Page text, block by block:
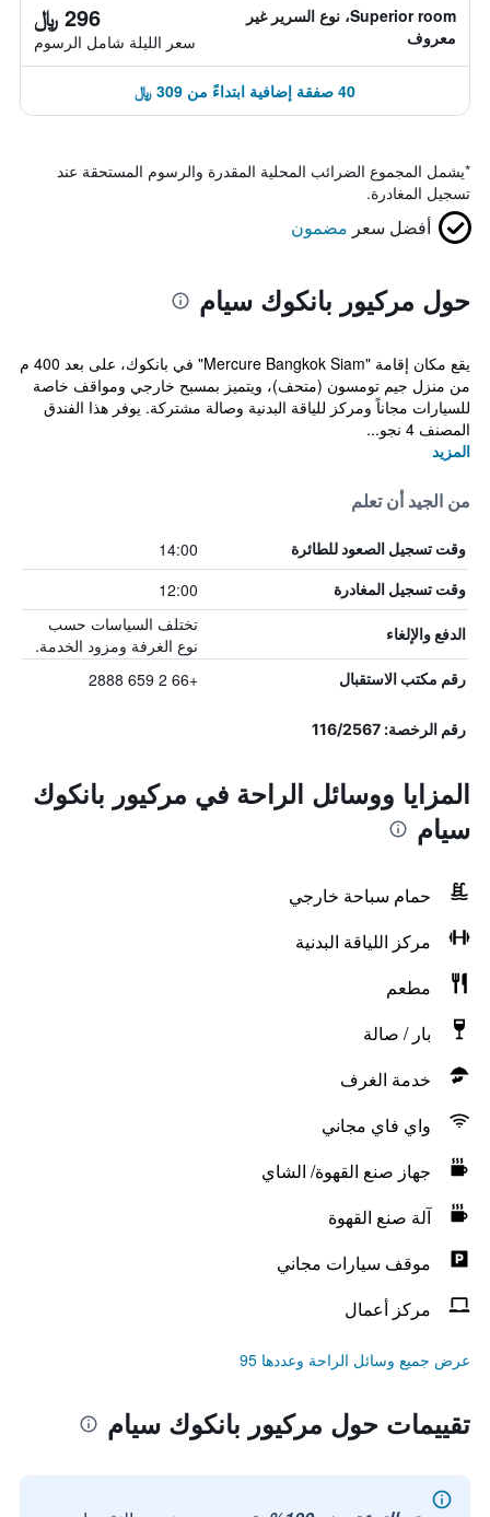
Superior room، نوع السرير غير
معروف
296 ﷼
سعر الليلة شامل الرسوم
40 صفقة إضافية ابتداءً من 309 ﷼
*يشمل المجموع الضرائب المحلية المقدرة والرسوم المستحقة عند
تسجيل المغادرة.
أفضل سعر مضمون
حول مركيور بانكوك سيام
يقع مكان إقامة "Mercure Bangkok Siam" في بانكوك، على بعد 400 م
من منزل جيم تومسون (متحف)، ويتميز بمسبح خارجي ومواقف خاصة
للسيارات مجاناً ومركز للياقة البدنية وصالة مشتركة. يوفر هذا الفندق
المصنف 4 نجو...
المزيد
من الجيد أن تعلم
وقت تسجيل الصعود للطائرة 14:00
وقت تسجيل المغادرة 12:00
الدفع والإلغاء
تختلف السياسات حسب
نوع الغرفة ومزود الخدمة.
رقم مكتب الاستقبال +66 2 659 2888
رقم الرخصة: 116/2567
المزايا ووسائل الراحة في مركيور بانكوك
سيام
حمام سباحة خارجي
مركز اللياقة البدنية
مطعم
بار / صالة
خدمة الغرف
واي فاي مجاني
جهاز صنع القهوة/ الشاي
آلة صنع القهوة
موقف سيارات مجاني
مركز أعمال
عرض جميع وسائل الراحة وعددها 95
تقييمات حول مركيور بانكوك سيام